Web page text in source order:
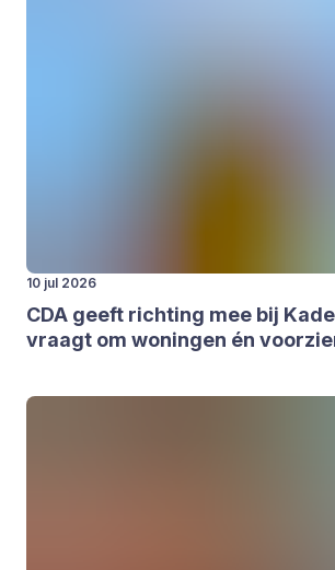
10 jul 2026
CDA geeft rich­ting mee bij
vraagt om wonin­gen én